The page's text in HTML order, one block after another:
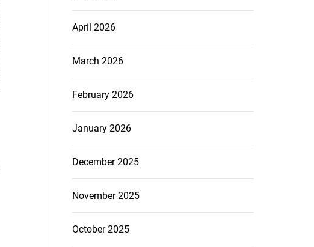
April 2026
March 2026
February 2026
January 2026
December 2025
November 2025
October 2025